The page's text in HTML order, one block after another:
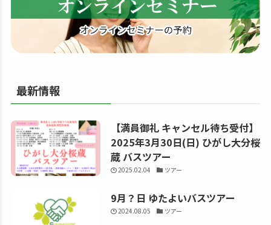
る
最新情報
【満員御礼 キャンセル待ち受付】
2025年3月30日(日) ひがし大分桜
蔵 バスツアー
2025.02.04 ツアー
9月？日 ゆたよいバスツアー
2024.08.05 ツアー